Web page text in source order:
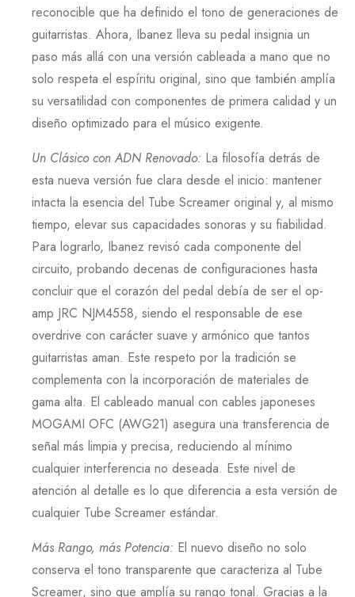
reconocible que ha definido el tono de generaciones de
guitarristas. Ahora, Ibanez lleva su pedal insignia un
paso más allá con una versión cableada a mano que no
solo respeta el espíritu original, sino que también amplía
su versatilidad con componentes de primera calidad y un
diseño optimizado para el músico exigente.
Un Clásico con ADN Renovado: La filosofía detrás de
esta nueva versión fue clara desde el inicio: mantener
intacta la esencia del Tube Screamer original y, al mismo
tiempo, elevar sus capacidades sonoras y su fiabilidad.
Para lograrlo, Ibanez revisó cada componente del
circuito, probando decenas de configuraciones hasta
concluir que el corazón del pedal debía de ser el op-
amp JRC NJM4558, siendo el responsable de ese
overdrive con carácter suave y armónico que tantos
guitarristas aman. Este respeto por la tradición se
complementa con la incorporación de materiales de
gama alta. El cableado manual con cables japoneses
MOGAMI OFC (AWG21) asegura una transferencia de
señal más limpia y precisa, reduciendo al mínimo
cualquier interferencia no deseada. Este nivel de
atención al detalle es lo que diferencia a esta versión de
cualquier Tube Screamer estándar.
Más Rango, más Potencia: El nuevo diseño no solo
conserva el tono transparente que caracteriza al Tube
Screamer, sino que amplía su rango tonal. Gracias a la